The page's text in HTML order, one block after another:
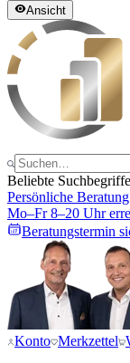
Ansicht
Beliebte
Persönliche Beratung
Mo–Fr 8–20 Uhr
Beratungstermin
Konto Merkzettel